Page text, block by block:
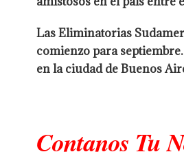
Las Eliminatorias
comienzo para
en la ciudad de Buenos
Contanos Tu